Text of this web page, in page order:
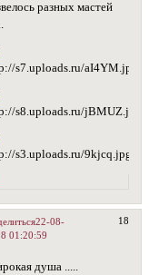
разных мастей
18
22-08-
01:20:59
душа .....